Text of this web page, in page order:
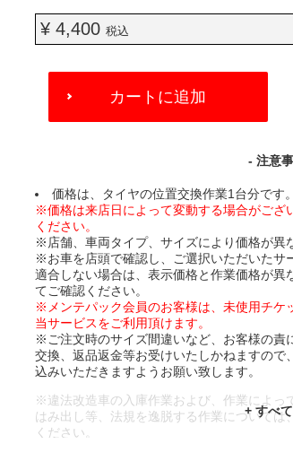
¥ 4,400税込
ADD
CART
カートに追加
- 注意
価格は、タイヤの位置交換作業1台分です。
※価格は来店日によって変動する場合がござ
ください。
※店舗、車両タイプ、サイズにより価格が異
※お車を店頭で確認し、ご選択いただいたサ
適合しない場合は、表示価格と作業価格が異
てご確認ください。
※メンテパック会員のお客様は、未使用チケ
当サービスをご利用頂けます。
※ご注文時のサイズ間違いなど、お客様の責
交換、返品返金等お受けいたしかねますので
込みいただきますようお願い致します。
※違法改造車の入庫作業および、作業によっ
はみ出し等、法規を逸脱する作業について
ください。